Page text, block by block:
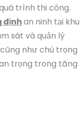
trình thi công.
địnhan ninh tại khu
sát và quản lý
như chú trọng
trọng trong tăng